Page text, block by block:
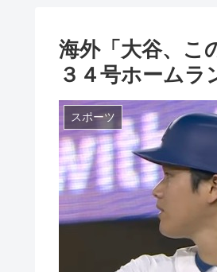
海外「大谷、こ
３４号ホームラ
スポーツ